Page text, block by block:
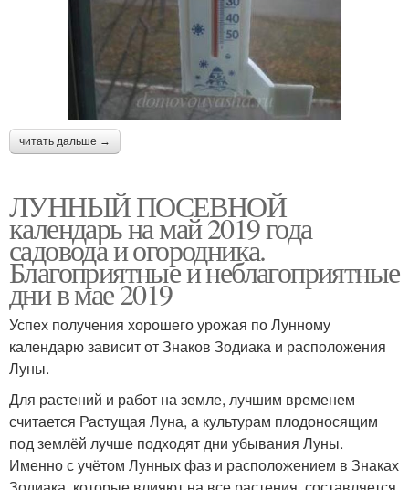
читать дальше →
ЛУННЫЙ ПОСЕВНОЙ
календарь на май 2019 года
садовода и огородника.
Благоприятные и неблагоприятные
дни в мае 2019
Успех получения хорошего урожая по Лунному
календарю зависит от Знаков Зодиака и расположения
Луны.
Для растений и работ на земле, лучшим временем
считается Растущая Луна, а культурам плодоносящим
под землёй лучше подходят дни убывания Луны.
Именно с учётом Лунных фаз и расположением в Знаках